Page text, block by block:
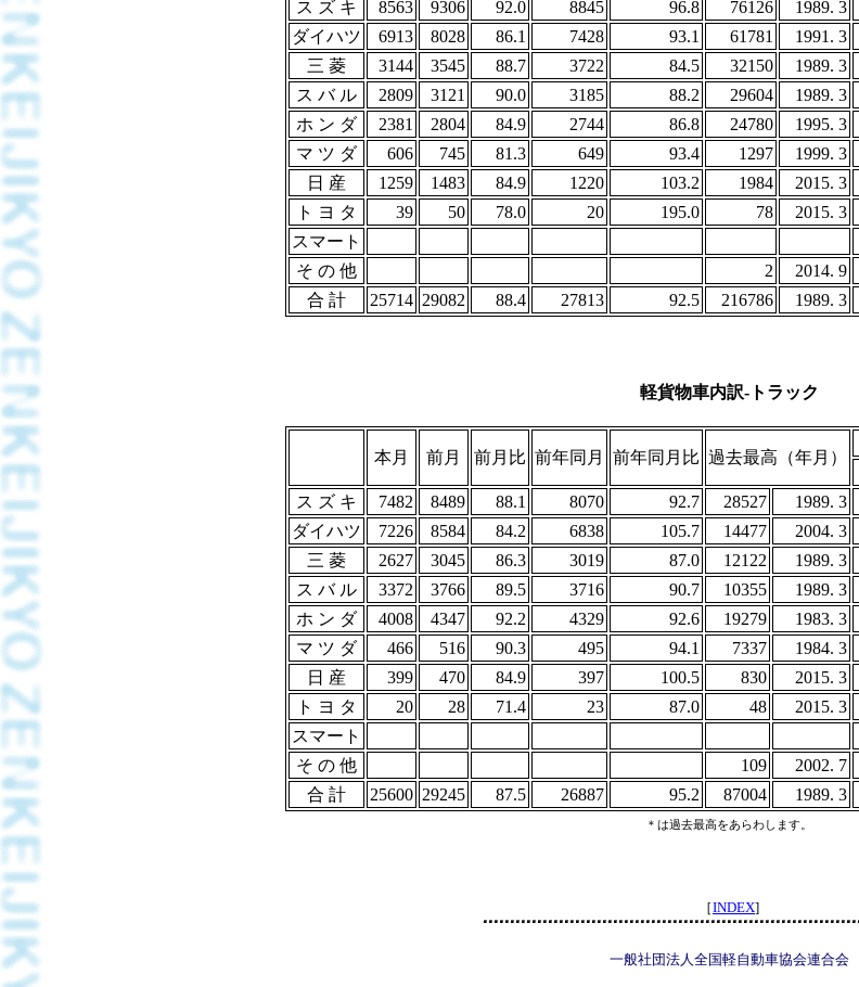
ス ズ キ
8563 9306 92.0 8845 96.8 76126 1989. 3
ダイハツ
6913 8028 86.1 7428 93.1 61781 1991. 3
三 菱
3144 3545 88.7 3722 84.5 32150 1989. 3
ス バ ル
2809 3121 90.0 3185 88.2 29604 1989. 3
ホ ン ダ
2381 2804 84.9 2744 86.8 24780 1995. 3
マ ツ ダ
606 745 81.3 649 93.4 1297 1999. 3
日 産
1259 1483 84.9 1220 103.2 1984 2015. 3
ト ヨ タ
39 50 78.0 20 195.0 78 2015. 3
スマート
そ の 他
2 2014. 9
合 計
25714 29082 88.4 27813 92.5 216786 1989. 3
軽貨物車内訳-トラック
本月 前月 前月比 前年同月 前年同月比 過去最高（年月）
ス ズ キ
7482 8489 88.1 8070 92.7 28527 1989. 3
ダイハツ
7226 8584 84.2 6838 105.7 14477 2004. 3
三 菱
2627 3045 86.3 3019 87.0 12122 1989. 3
ス バ ル
3372 3766 89.5 3716 90.7 10355 1989. 3
ホ ン ダ
4008 4347 92.2 4329 92.6 19279 1983. 3
マ ツ ダ
466 516 90.3 495 94.1 7337 1984. 3
日 産
399 470 84.9 397 100.5 830 2015. 3
ト ヨ タ
20 28 71.4 23 87.0 48 2015. 3
スマート
そ の 他
109 2002. 7
合 計
25600 29245 87.5 26887 95.2 87004 1989. 3
＊は過去最高をあらわします。
［INDEX]
一般社団法人全国軽自動車協会連合会